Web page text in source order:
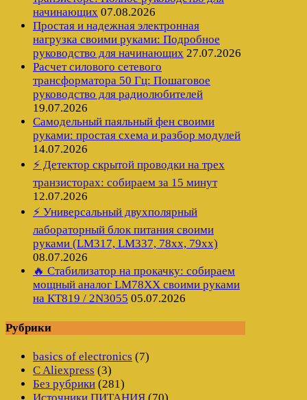
начинающих 07.08.2026
Простая и надежная электронная
нагрузка своими руками: Подробное
руководство для начинающих 27.07.2026
Расчет силового сетевого
трансформатора 50 Гц: Пошаговое
руководство для радиолюбителей
19.07.2026
Самодельный паяльный фен своими
руками: простая схема и разбор модулей
14.07.2026
⚡ Детектор скрытой проводки на трех
транзисторах: собираем за 15 минут
12.07.2026
⚡ Универсальный двухполярный
лабораторный блок питания своими
руками (LM317, LM337, 78xx, 79xx)
08.07.2026
🔥 Стабилизатор на прокачку: собираем
мощный аналог LM78XX своими руками
на КТ819 / 2N3055 05.07.2026
Рубрики
basics of electronics (7)
C Aliexpress (3)
Без рубрики (281)